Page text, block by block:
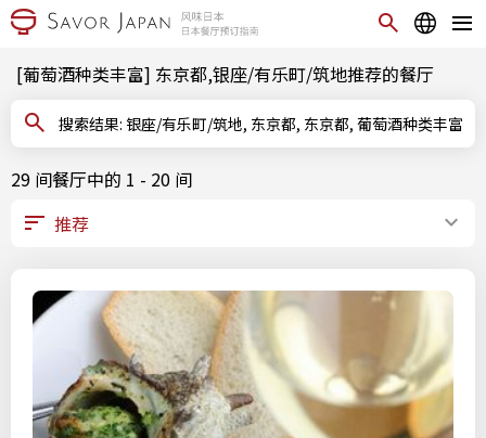
[葡萄酒种类丰富] 东京都,银座/有乐町/筑地推荐的餐厅
搜索结果: 银座/有乐町/筑地, 东京都, 东京都, 葡萄酒种类丰富
29 间餐厅中的 1 - 20 间